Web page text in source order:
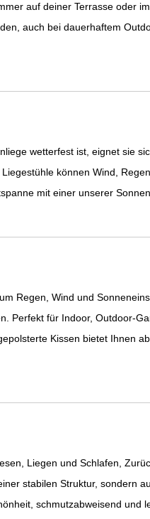
auf deiner Terrasse oder im
auch bei dauerhaftem
wetterfest ist, eignet sie
können Wind, Regen
mit einer unserer
Regen, Wind und
Perfekt für Indoor, Outdoor-
Kissen bietet Ihnen
Liegen und Schlafen,
stabilen Struktur, sondern
schmutzabweisend und